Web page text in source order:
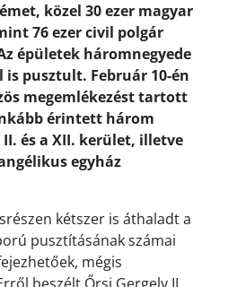
közel 30 ezer magyar
76 ezer civil polgár
épületek háromnegyede
is pusztult. Február 10-én
megemlékezést tartott
érintett három
II. és a XII. kerület, illetve
egyház
kétszer is áthaladt a
pusztításának számai
mégis